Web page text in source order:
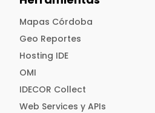
Mapas Córdoba
Geo Reportes
Hosting IDE
OMI
IDECOR Collect
Web Services y APIs